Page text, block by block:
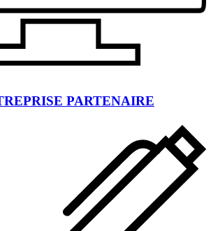
PARTENAIRE